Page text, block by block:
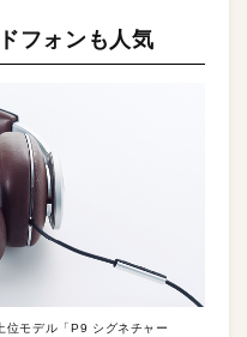
フォンも人気
位モデル「P9 シグネチャー